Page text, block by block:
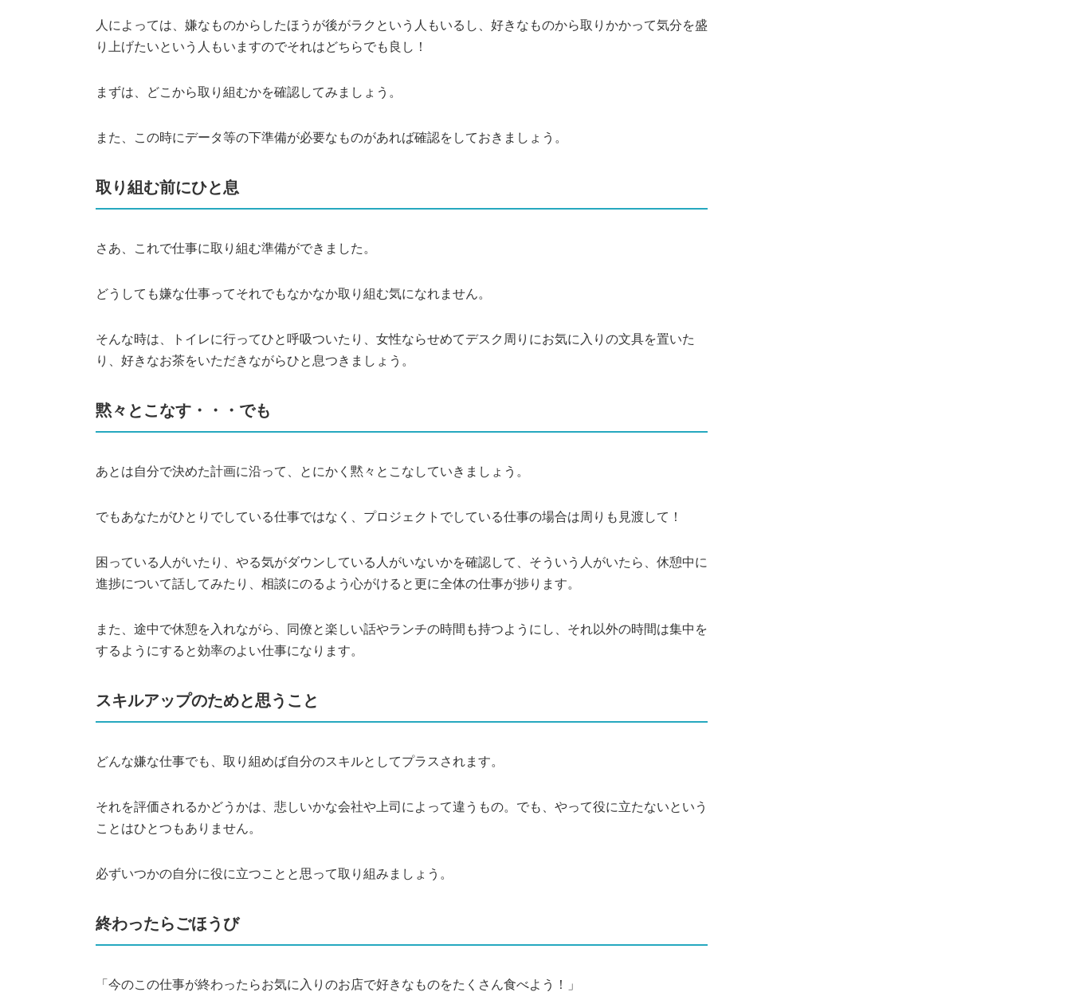
人によっては、嫌なものからしたほうが後がラクという人もいるし、好きなものから取りかかって気分を盛
り上げたいという人もいますのでそれはどちらでも良し！
まずは、どこから取り組むかを確認してみましょう。
また、この時にデータ等の下準備が必要なものがあれば確認をしておきましょう。
取り組む前にひと息
さあ、これで仕事に取り組む準備ができました。
どうしても嫌な仕事ってそれでもなかなか取り組む気になれません。
そんな時は、トイレに行ってひと呼吸ついたり、女性ならせめてデスク周りにお気に入りの文具を置いた
り、好きなお茶をいただきながらひと息つきましょう。
黙々とこなす・・・でも
あとは自分で決めた計画に沿って、とにかく黙々とこなしていきましょう。
でもあなたがひとりでしている仕事ではなく、プロジェクトでしている仕事の場合は周りも見渡して！
困っている人がいたり、やる気がダウンしている人がいないかを確認して、そういう人がいたら、休憩中に
進捗について話してみたり、相談にのるよう心がけると更に全体の仕事が捗ります。
また、途中で休憩を入れながら、同僚と楽しい話やランチの時間も持つようにし、それ以外の時間は集中を
するようにすると効率のよい仕事になります。
スキルアップのためと思うこと
どんな嫌な仕事でも、取り組めば自分のスキルとしてプラスされます。
それを評価されるかどうかは、悲しいかな会社や上司によって違うもの。でも、やって役に立たないという
ことはひとつもありません。
必ずいつかの自分に役に立つことと思って取り組みましょう。
終わったらごほうび
「今のこの仕事が終わったらお気に入りのお店で好きなものをたくさん食べよう！」